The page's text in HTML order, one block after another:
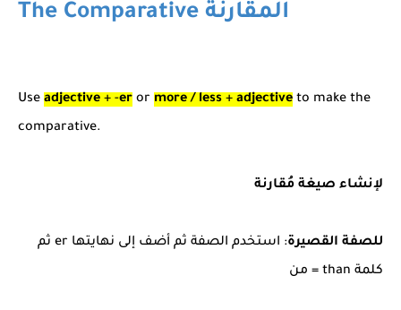
The Comparative المقارنة
Use adjective + -er or more / less + adjective to make the
comparative.
لإنشاء صيغة مُقارنة
للصفة القصيرة
: استخدم الصفة ثم أضف إلى نهايتها er ثم
كلمة than = من